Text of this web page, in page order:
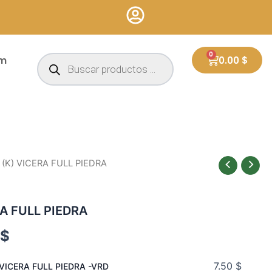
Búsqueda
de
productos
0.00 $
0
Cart
(K) VICERA FULL PIEDRA
FULL PIEDRA
$
FULL PIEDRA -VRD
7.50 $